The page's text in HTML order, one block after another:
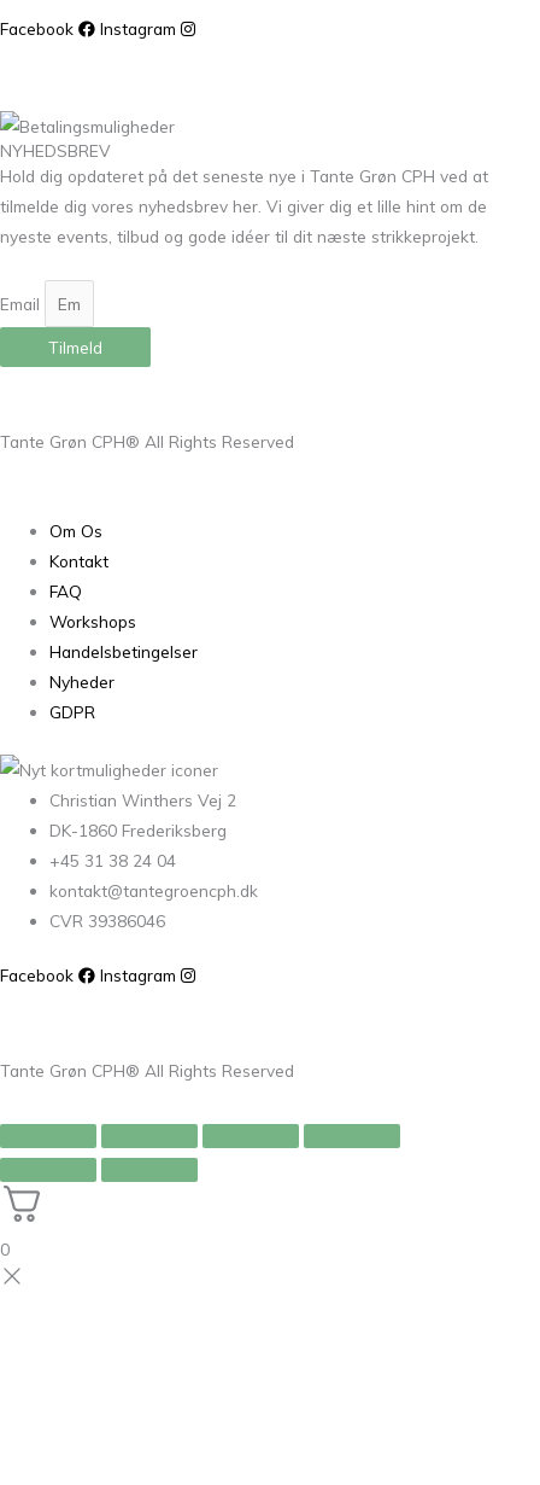
Facebook Instagram
NYHEDSBREV
Hold dig opdateret på det seneste nye i Tante Grøn CPH ved at
tilmelde dig vores nyhedsbrev her. Vi giver dig et lille hint om de
nyeste events, tilbud og gode idéer til dit næste strikkeprojekt.
Email
Tilmeld
Tante Grøn CPH® All Rights Reserved
Om Os
Kontakt
FAQ
Workshops
Handelsbetingelser
Nyheder
GDPR
Christian Winthers Vej 2
DK-1860 Frederiksberg
+45 31 38 24 04
kontakt@tantegroencph.dk
CVR 39386046
Facebook Instagram
Tante Grøn CPH® All Rights Reserved
0